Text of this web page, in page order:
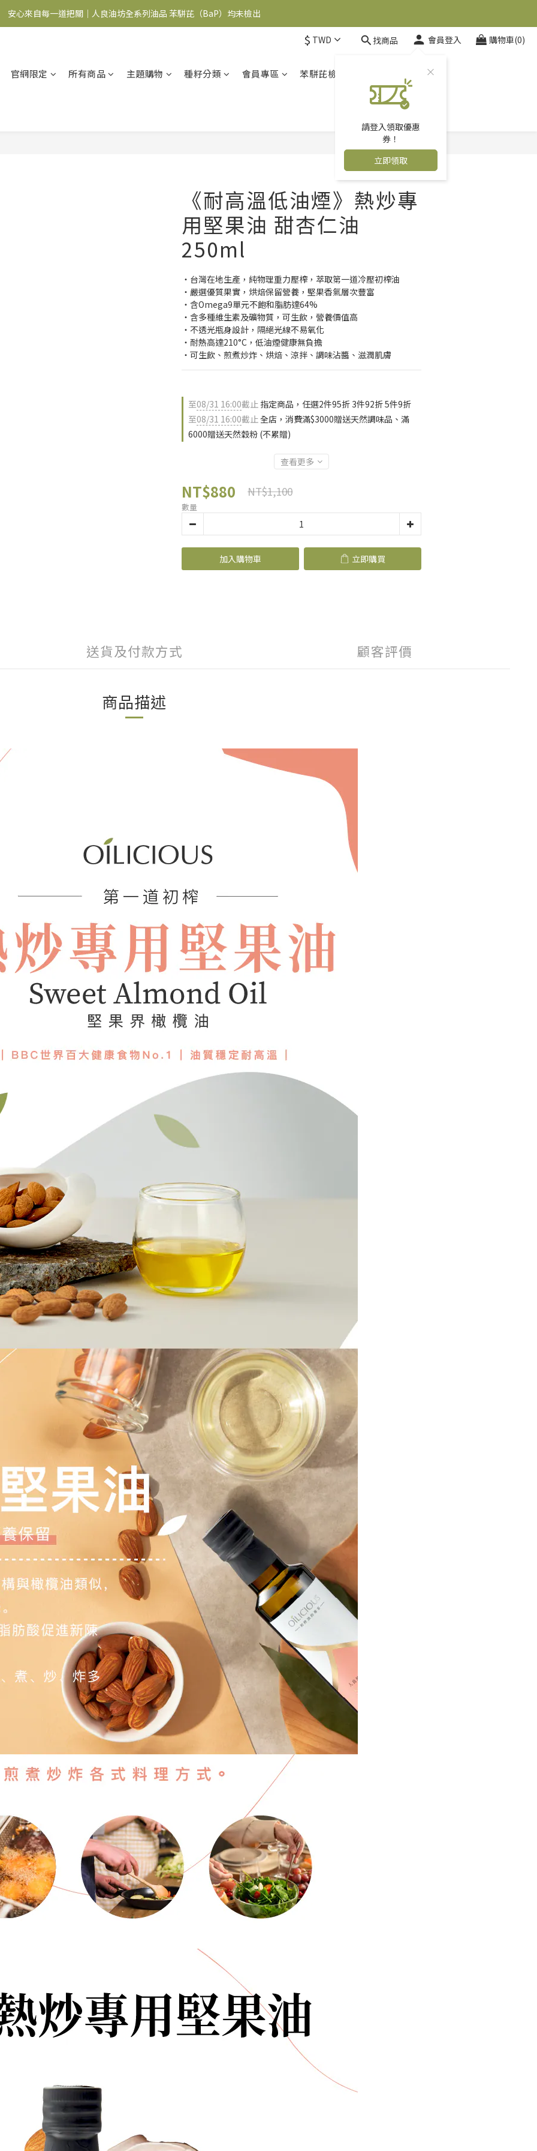
食在安心 油你開始｜下單滿額送調味料+穀粉
安心來自每一道把關｜人良油坊全系列油品 苯駢芘（BaP）均未檢出
$ TWD 找商品 會員登入
請登入領取優惠
券！
立即領取
購物車(0)
官網限定 所有商品 主題購物 種籽分類 會員專區 苯駢芘檢驗報告
《耐高溫低油煙》熱炒專
用堅果油 甜杏仁油
250ml
‧台灣在地生產，純物理重力壓榨，萃取第一道冷壓初榨油
‧嚴選優質果實，烘焙保留營養，堅果香氣層次豐富
‧含Omega9單元不飽和脂肪達64%
‧含多種維生素及礦物質，可生飲，營養價值高
‧不透光瓶身設計，隔絕光線不易氧化
‧耐熱高達210°C，低油煙健康無負擔
‧可生飲、煎煮炒炸、烘焙、涼拌、調味沾醬、滋潤肌膚
至08/31 16:00截止 指定商品，任選2件95折 3件92折 5件9折
至08/31 16:00截止全店，消費滿$3000贈送天然調味品、滿
6000贈送天然穀粉 (不累贈)
查看更多
NT$880 NT$1,100
數量
加入購物車 立即購買
送貨及付款方式 顧客評價
商品描述
立即購買